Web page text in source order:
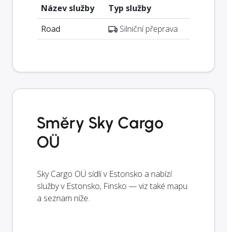
Název služby
Typ služby
Road
Silniční přeprava
Směry Sky Cargo
OÜ
Sky Cargo OÜ sídlí v Estonsko a nabízí
služby v Estonsko, Finsko — viz také mapu
a seznam níže.